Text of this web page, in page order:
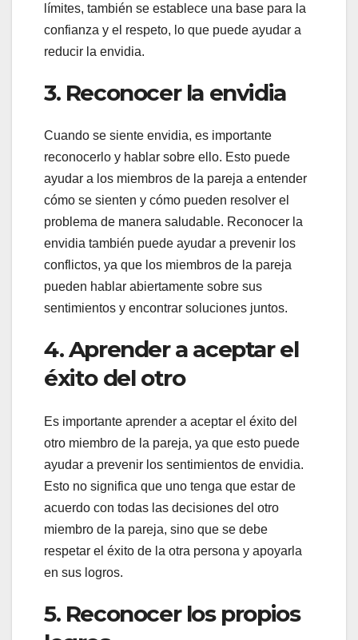
límites, también se establece una base para la
confianza y el respeto, lo que puede ayudar a
reducir la envidia.
3. Reconocer la envidia
Cuando se siente envidia, es importante
reconocerlo y hablar sobre ello. Esto puede
ayudar a los miembros de la pareja a entender
cómo se sienten y cómo pueden resolver el
problema de manera saludable. Reconocer la
envidia también puede ayudar a prevenir los
conflictos, ya que los miembros de la pareja
pueden hablar abiertamente sobre sus
sentimientos y encontrar soluciones juntos.
4. Aprender a aceptar el
éxito del otro
Es importante aprender a aceptar el éxito del
otro miembro de la pareja, ya que esto puede
ayudar a prevenir los sentimientos de envidia.
Esto no significa que uno tenga que estar de
acuerdo con todas las decisiones del otro
miembro de la pareja, sino que se debe
respetar el éxito de la otra persona y apoyarla
en sus logros.
5. Reconocer los propios